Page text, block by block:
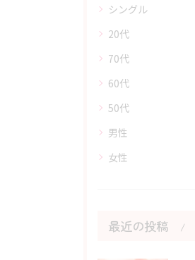
シングル
20代
70代
60代
50代
男性
女性
最近の投稿